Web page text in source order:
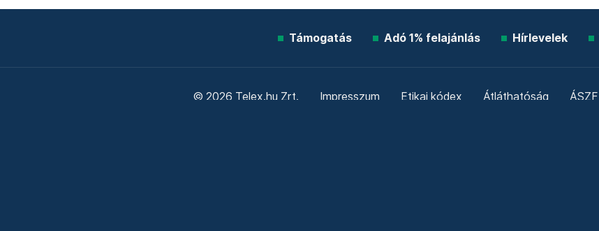
Támogatás Adó 1% felajánlás Hírlevelek
© 2026 Telex.hu Zrt. Impresszum Etikai kódex Átláthatóság ÁSZF